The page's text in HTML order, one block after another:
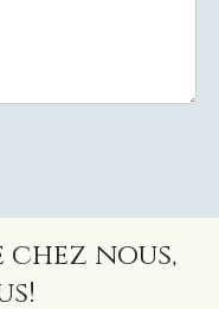
chez nous,